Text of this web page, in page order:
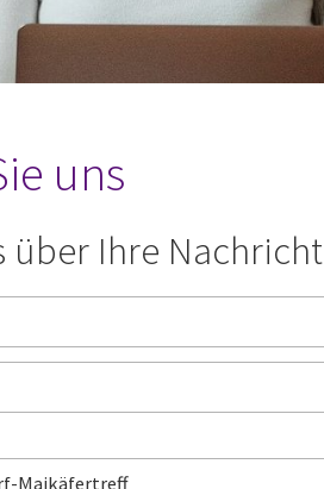
uns
über Ihre Nachricht